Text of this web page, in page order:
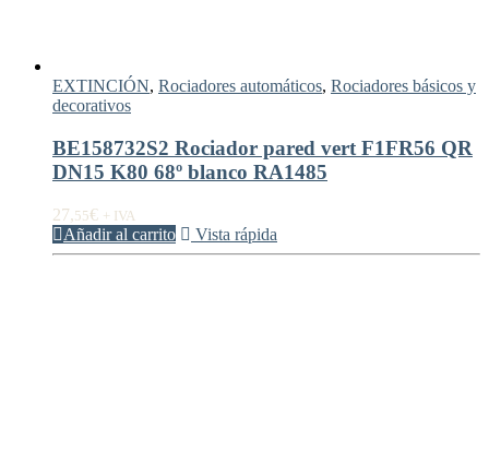
EXTINCIÓN, Rociadores automáticos, Rociadores básicos y
decorativos
BE158732S2 Rociador pared vert F1FR56 QR
DN15 K80 68º blanco RA1485
27,55€ + IVA
Añadir al carrito Vista rápida